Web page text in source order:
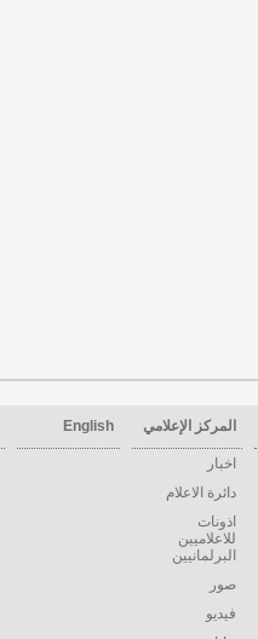
المركز الإعلامي
اخبار
دائرة الاعلام
اذونات
للاعلاميين
البرلمانيين
صور
فيديو
English